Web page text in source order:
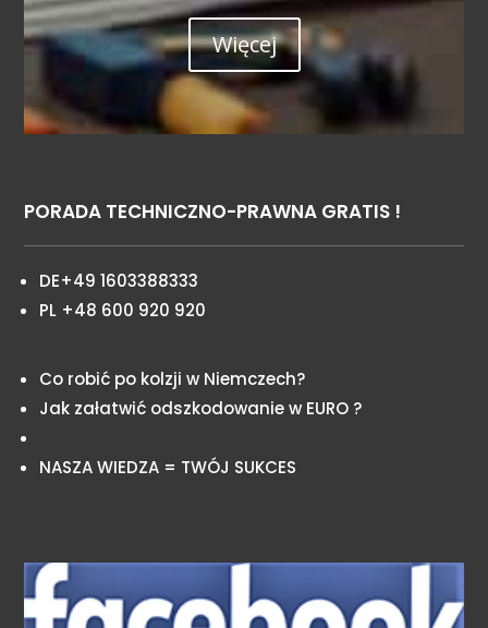
Więcej
PORADA TECHNICZNO-PRAWNA GRATIS !
DE+49 1603388333
PL +48 600 920 920
Co robić po kolzji w Niemczech?
Jak załatwić odszkodowanie w EURO ?
NASZA WIEDZA = TWÓJ SUKCES